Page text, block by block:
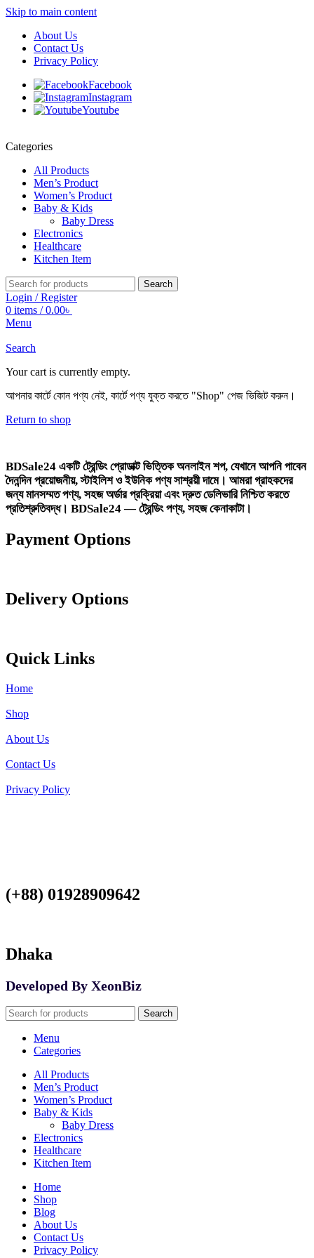
Skip to main content
About Us
Contact Us
Privacy Policy
Facebook
Instagram
Youtube
Categories
All Products
Men’s Product
Women’s Product
Baby & Kids
Baby Dress
Electronics
Healthcare
Kitchen Item
Search
Login / Register
0 items / 0.00৳
Menu
Search
Your cart is currently empty.
আপনার কার্টে কোন পণ্য নেই, কার্টে পণ্য যুক্ত করতে "Shop" পেজ ভিজিট করুন।
Return to shop
BDSale24 একটি ট্রেন্ডিং প্রোডাক্ট ভিত্তিক অনলাইন শপ, যেখানে আপনি পাবেন
দৈনন্দিন প্রয়োজনীয়, স্টাইলিশ ও ইউনিক পণ্য সাশ্রয়ী দামে। আমরা গ্রাহকদের
জন্য মানসম্মত পণ্য, সহজ অর্ডার প্রক্রিয়া এবং দ্রুত ডেলিভারি নিশ্চিত করতে
প্রতিশ্রুতিবদ্ধ। BDSale24 — ট্রেন্ডিং পণ্য, সহজ কেনাকাটা।
Payment Options
Delivery Options
Quick Links
Home
Shop
About Us
Contact Us
Privacy Policy
(+88) 01928909642
Dhaka
Developed By XeonBiz
Search
Menu
Categories
All Products
Men’s Product
Women’s Product
Baby & Kids
Baby Dress
Electronics
Healthcare
Kitchen Item
Home
Shop
Blog
About Us
Contact Us
Privacy Policy